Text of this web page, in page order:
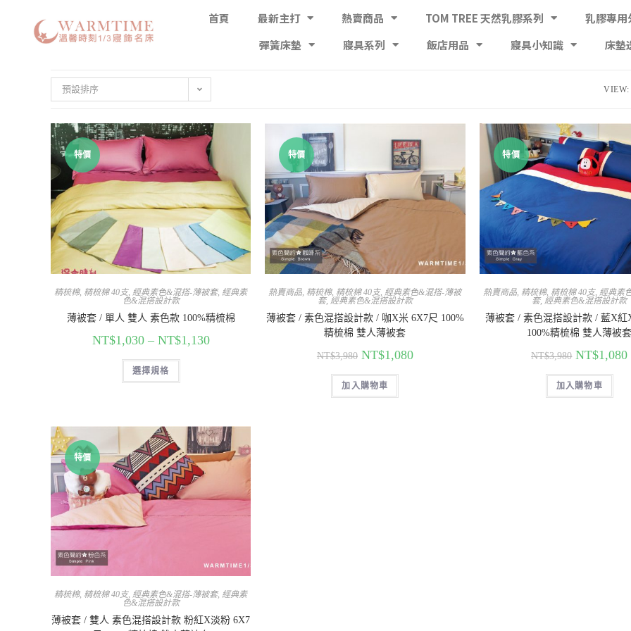
首頁 最新主打 熱賣商品 TOM TREE 天然乳膠系列 乳膠專用
彈簧床墊
寢具系列 飯店用品 寢具小知識 床墊
預設排序 VIEW:
特價
精梳棉, 精梳棉 40支, 經典素色&混搭-薄被套, 經典素
色&混搭設計款
薄被套 / 單人 雙人 素色款 100%精梳棉
NT$1,030– NT$1,130
選擇規格
特價
熱賣商品, 精梳棉, 精梳棉 40支, 經典素色&混搭-薄被
套, 經典素色&混搭設計款
薄被套 / 素色混搭設計款 / 咖X米 6X7尺 100%
精梳棉 雙人薄被套
NT$3,980 NT$1,080
加入購物車
特價
熱賣商品, 精梳棉, 精梳棉 40支, 經典素
套, 經典素色&混搭設計款
薄被套 / 素色混搭設計款 / 藍X紅
100%精梳棉 雙人薄被套
NT$3,980 NT$1,080
加入購物車
特價
精梳棉, 精梳棉 40支, 經典素色&混搭-薄被套, 經典素
色&混搭設計款
薄被套 / 雙人 素色混搭設計款 粉紅X淡粉 6X7